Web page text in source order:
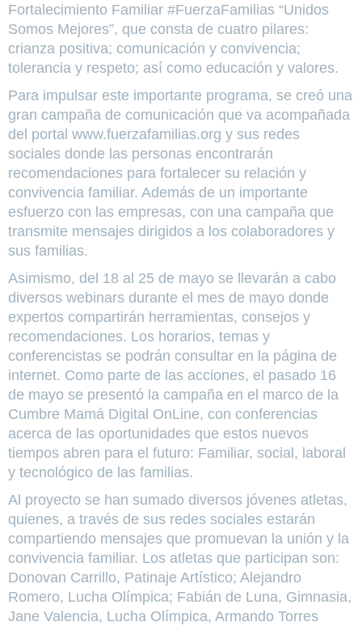
Fortalecimiento Familiar #FuerzaFamilias “Unidos
Somos Mejores”, que consta de cuatro pilares:
crianza positiva; comunicación y convivencia;
tolerancia y respeto; así como educación y valores.
Para impulsar este importante programa, se creó una
gran campaña de comunicación que va acompañada
del portal www.fuerzafamilias.org y sus redes
sociales donde las personas encontrarán
recomendaciones para fortalecer su relación y
convivencia familiar. Además de un importante
esfuerzo con las empresas, con una campaña que
transmite mensajes dirigidos a los colaboradores y
sus familias.
Asimismo, del 18 al 25 de mayo se llevarán a cabo
diversos webinars durante el mes de mayo donde
expertos compartirán herramientas, consejos y
recomendaciones. Los horarios, temas y
conferencistas se podrán consultar en la página de
internet. Como parte de las acciones, el pasado 16
de mayo se presentó la campaña en el marco de la
Cumbre Mamá Digital OnLine, con conferencias
acerca de las oportunidades que estos nuevos
tiempos abren para el futuro: Familiar, social, laboral
y tecnológico de las familias.
Al proyecto se han sumado diversos jóvenes atletas,
quienes, a través de sus redes sociales estarán
compartiendo mensajes que promuevan la unión y la
convivencia familiar. Los atletas que participan son:
Donovan Carrillo, Patinaje Artístico; Alejandro
Romero, Lucha Olímpica; Fabián de Luna, Gimnasia,
Jane Valencia, Lucha Olímpica, Armando Torres